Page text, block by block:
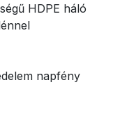
HDPE háló
napfény